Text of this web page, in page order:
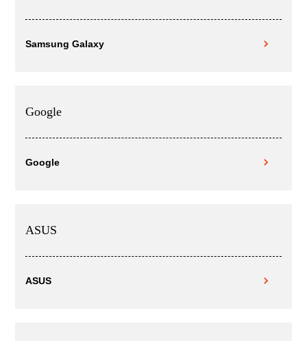
Samsung Galaxy
Google
Google
ASUS
ASUS